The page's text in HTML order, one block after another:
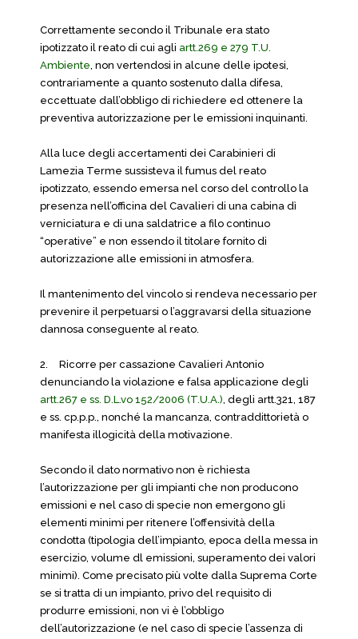
Correttamente secondo il Tribunale era stato
ipotizzato il reato di cui agli artt.269 e 279 T.U.
Ambiente, non vertendosi in alcune delle ipotesi,
contrariamente a quanto sostenuto dalla difesa,
eccettuate dall’obbligo di richiedere ed ottenere la
preventiva autorizzazione per le emissioni inquinanti.
Alla luce degli accertamenti dei Carabinieri di
Lamezia Terme sussisteva il fumus del reato
ipotizzato, essendo emersa nel corso del controllo la
presenza nell’officina del Cavalieri di una cabina dì
verniciatura e di una saldatrice a filo continuo
“operative” e non essendo il titolare fornito di
autorizzazione alle emissioni in atmosfera.
Il mantenimento del vincolo si rendeva necessario per
prevenire il perpetuarsi o l’aggravarsi della situazione
dannosa conseguente al reato.
2.
Ricorre per cassazione Cavalieri Antonio
denunciando la violazione e falsa applicazione degli
artt.267 e ss. D.L.vo 152/2006 (T.U.A.), degli artt.321, 187
e ss. cp.p.p., nonché la mancanza, contraddittorietà o
manifesta illogicità della motivazione.
Secondo il dato normativo non è richiesta
l’autorizzazione per gli impianti che non producono
emissioni e nel caso di specie non emergono gli
elementi minimi per ritenere l’offensività della
condotta (tipologia dell’impianto, epoca della messa in
esercizio, volume dl emissioni, superamento dei valori
minimi). Come precisato più volte dalla Suprema Corte
se si tratta di un impianto, privo del requisito di
produrre emissioni, non vi è l’obbligo
dell’autorizzazione (e nel caso di specie l’assenza di